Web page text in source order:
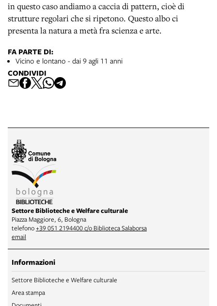
in questo caso andiamo a caccia di pattern, cioè di
strutture regolari che si ripetono. Questo albo ci
presenta la natura a metà fra scienza e arte.
FA PARTE DI:
Vicino e lontano - dai 9 agli 11 anni
CONDIVIDI
Settore Biblioteche e Welfare culturale
Piazza Maggiore, 6, Bologna
telefono+39 051 2194400 c/o Biblioteca Salaborsa
email
Informazioni
Settore Biblioteche e Welfare culturale
Area stampa